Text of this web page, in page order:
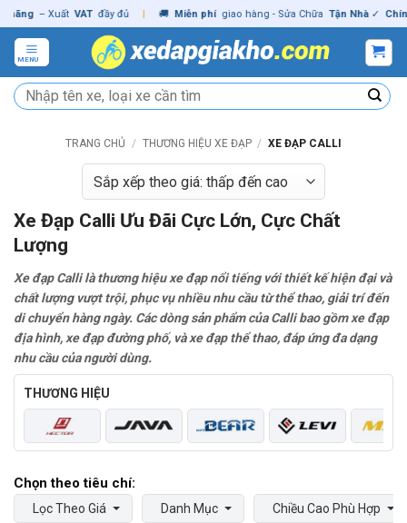
Skip
to
content
– Xuất VAT đầy đủ | 🚚 Miễn phí giao hàng - Sửa Chữa Tận Nhà ✓ Chính
MENU
Tìm
kiếm:
TRANG CHỦ / THƯƠNG HIỆU XE ĐẠP / XE ĐẠP CALLI
Xe Đạp Calli Ưu Đãi Cực Lớn, Cực Chất
Lượng
Xe đạp Calli là thương hiệu xe đạp nổi tiếng với thiết kế hiện đại và
chất lượng vượt trội, phục vụ nhiều nhu cầu từ thể thao, giải trí đến
di chuyển hàng ngày. Các dòng sản phẩm của Calli bao gồm xe đạp
địa hình, xe đạp đường phố, và xe đạp thể thao, đáp ứng đa dạng
nhu cầu của người dùng.
THƯƠNG HIỆU
Lọc Theo Giá Danh Mục Chiều Cao Phù Hợp